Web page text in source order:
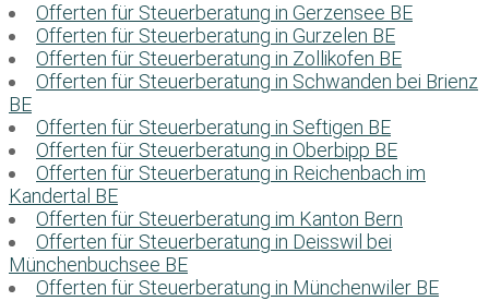
Offerten für Steuerberatung in Gerzensee BE
Offerten für Steuerberatung in Gurzelen BE
Offerten für Steuerberatung in Zollikofen BE
Offerten für Steuerberatung in Schwanden bei Brienz
BE
Offerten für Steuerberatung in Seftigen BE
Offerten für Steuerberatung in Oberbipp BE
Offerten für Steuerberatung in Reichenbach im
Kandertal BE
Offerten für Steuerberatung im Kanton Bern
Offerten für Steuerberatung in Deisswil bei
Münchenbuchsee BE
Offerten für Steuerberatung in Münchenwiler BE